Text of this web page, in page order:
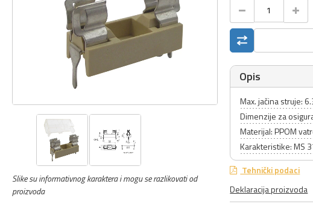
Slike su informativnog karaktera i mogu se razlikovati od
proizvoda
Opis
Max. jačina struje:
Dimenzije za
Materijal: PPOM
Karakteristike: MS
Tehnički podaci
Deklaracija proizvoda